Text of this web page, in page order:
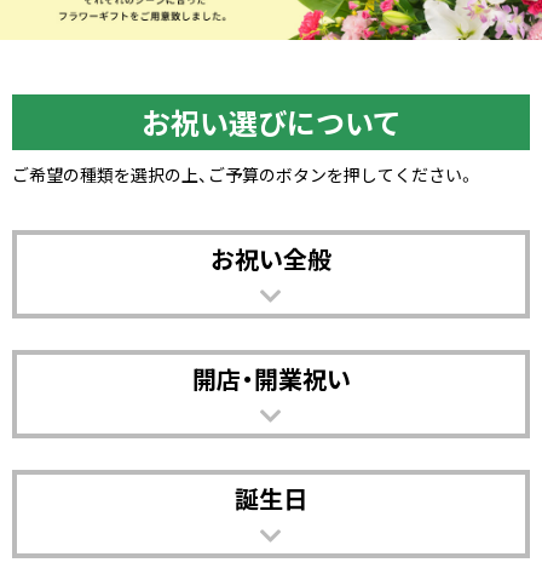
お祝い選びについて
ご希望の種類を選択の上、ご予算のボタンを押してください。
お祝い全般
開店・開業祝い
誕生日